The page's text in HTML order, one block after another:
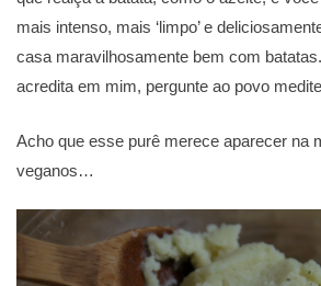
mais intenso, mais ‘limpo’ e
casa maravilhosamente bem com
acredita em mim, pergunte ao povo
Acho que esse purê merece aparecer na
veganos…